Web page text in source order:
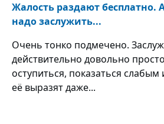
Жалость раздают бесплатно.
надо заслужить...
Очень тонко подмечено.
действительно довольно
оступиться, показаться
её выразят даже...